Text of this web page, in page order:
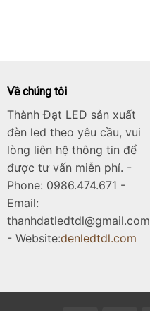
Về chúng tôi
Thành Đạt LED sản xuất
đèn led theo yêu cầu, vui
lòng liên hệ thông tin để
được tư vấn miễn phí. -
Phone: 0986.474.671 -
Email:
thanhdatledtdl@gmail.com
- Website:denledtdl.com